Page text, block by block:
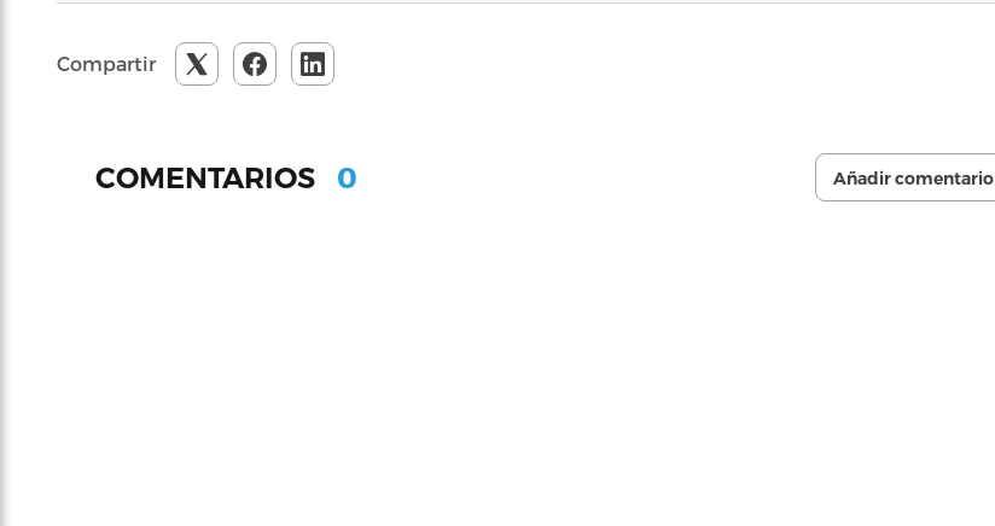
Compartir
COMENTARIOS 0 Añadir comentario